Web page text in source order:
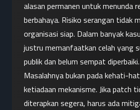
alasan permanen untuk menunda
berbahaya. Risiko serangan tidak
organisasi siap. Dalam banyak
justru memanfaatkan celah yang
publik dan belum sempat diperbaiki.
Masalahnya bukan pada kehati-
ketiadaan mekanisme. Jika patch
diterapkan segera, harus ada